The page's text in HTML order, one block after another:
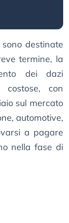
destinate
termine, la
dei dazi
con
sul mercato
automotive,
a pagare
nella fase di